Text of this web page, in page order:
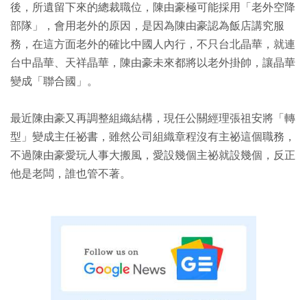
後，所遺留下來的總裁職位，陳由豪極可能採用「老外空降
部隊」，會用老外的原因，是因為陳由豪認為飯店講究服
務，在這方面老外的確比中國人內行，不只台北晶華，就連
台中晶華、天祥晶華，陳由豪未來都將以老外掛帥，讓晶華
變成「聯合國」。
最近陳由豪又再調整組織結構，現任公關經理張祖安將「轉
型」變成主任祕書，雖然公司組織章程沒有主祕這個職務，
不過陳由豪愛玩人事大搬風，愛設幾個主祕就設幾個，反正
他是老闆，誰也管不著。